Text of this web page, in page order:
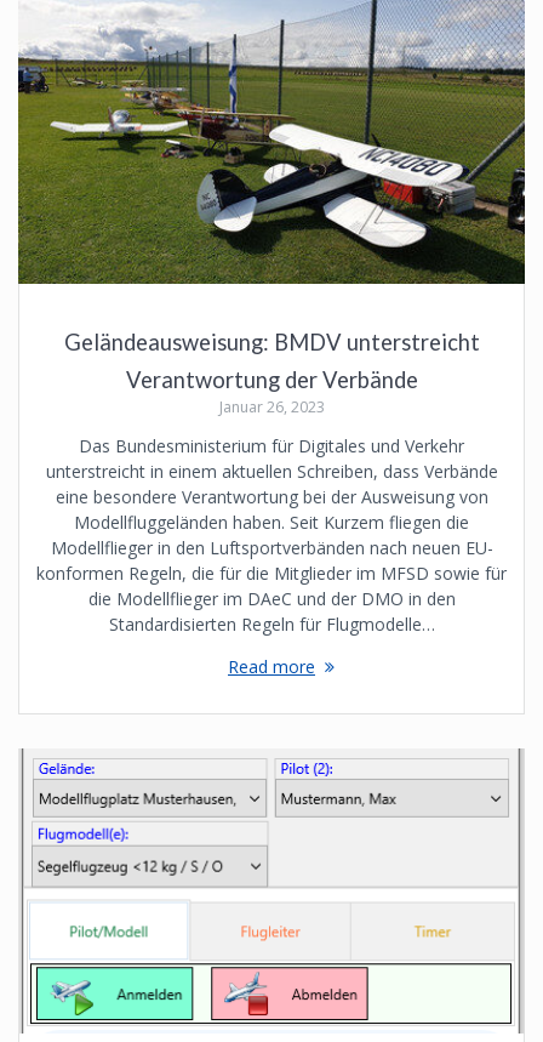
Geländeausweisung: BMDV unterstreicht
Verantwortung der Verbände
Januar 26, 2023
Das Bundesministerium für Digitales und Verkehr
unterstreicht in einem aktuellen Schreiben, dass Verbände
eine besondere Verantwortung bei der Ausweisung von
Modellfluggeländen haben. Seit Kurzem fliegen die
Modellflieger in den Luftsportverbänden nach neuen EU-
konformen Regeln, die für die Mitglieder im MFSD sowie für
die Modellflieger im DAeC und der DMO in den
Standardisierten Regeln für Flugmodelle…
Read more